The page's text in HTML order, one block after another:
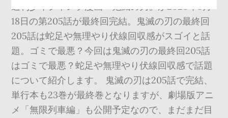
週刊少年ジャンプ漫画『鬼滅の刃』が2020年5月
18日の第205話が最終回完結。鬼滅の刃の最終回
205話は蛇足や無理やり伏線回収感がスゴイと話
題。ゴミで最悪？今回は鬼滅の刃の最終回205話
はゴミで最悪？蛇足や無理やり伏線回収感で話題
について紹介します。 鬼滅の刃は205話で完結、
単行本も23巻が最終巻となりますが、劇場版アニ
メ「無限列車編」も公開予定なので、まだまだ目